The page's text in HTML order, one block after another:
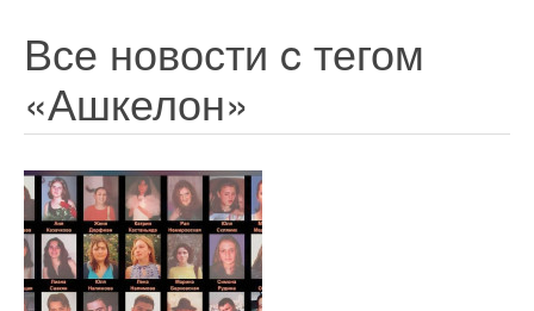
Все новости c тегом
«Ашкелон»